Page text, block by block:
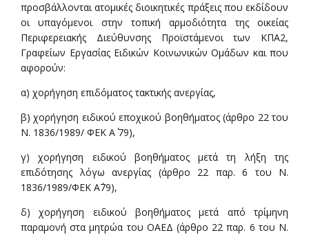
προσβάλλονται ατομικές διοικητικές πράξεις που εκδίδουν
οι υπαγόμενοι στην τοπική αρμοδιότητα της οικείας
Περιφερειακής Διεύθυνσης Προϊστάμενοι των ΚΠΑ2,
Γραφείων Εργασίας Ειδικών Κοινωνικών Ομάδων και που
αφορούν:
α) χορήγηση επιδόματος τακτικής ανεργίας,
β) χορήγηση ειδικού εποχικού βοηθήματος (άρθρο 22 του
Ν. 1836/1989/ ΦΕΚ Α΄ 79),
γ) χορήγηση ειδικού βοηθήματος μετά τη λήξη της
επιδότησης λόγω ανεργίας (άρθρο 22 παρ. 6 του Ν.
1836/1989/ΦΕΚ Α΄79),
δ) χορήγηση ειδικού βοηθήματος μετά από τρίμηνη
παραμονή στα μητρώα του ΟΑΕΔ (άρθρο 22 παρ. 6 του Ν.